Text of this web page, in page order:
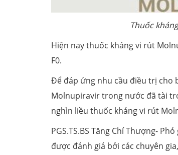
Thuốc
Hiện nay thuốc kháng vi rút
F0.
Để đáp ứng nhu cầu điều trị cho
Molnupiravir trong nước đã tài
nghìn liều thuốc kháng vi rút
PGS.TS.BS Tăng Chí Thượng-
được đánh giá bởi các chuyên